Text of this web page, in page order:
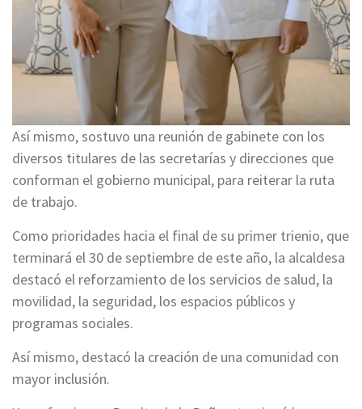
Así mismo, sostuvo una reunión de gabinete con los
diversos titulares de las secretarías y direcciones que
conforman el gobierno municipal, para reiterar la ruta
de trabajo.
Como prioridades hacia el final de su primer trienio, que
terminará el 30 de septiembre de este año, la alcaldesa
destacó el reforzamiento de los servicios de salud, la
movilidad, la seguridad, los espacios públicos y
programas sociales.
Así mismo, destacó la creación de una comunidad con
mayor inclusión.